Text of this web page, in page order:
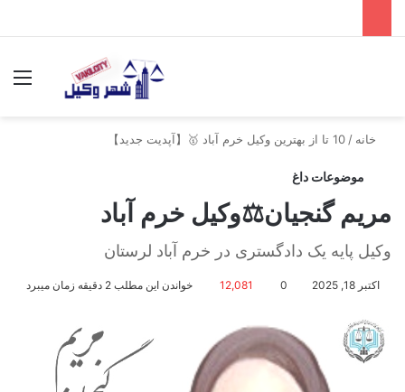
خانه / 10 تا از بهترین وکیل خرم آباد 🥇【آپدیت جدید】
موضوعات داغ
مریم گنجیان⚖️وکیل خرم آباد
وکیل پایه یک دادگستری در خرم آباد لرستان
اکتبر 18, 2025 0
12,081 خواندن این مطلب 2 دقیقه زمان میبرد